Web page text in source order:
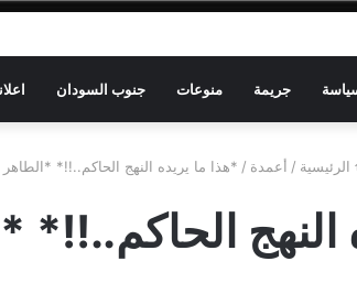
جريمة منوعات جنوب السودان
الرئيسية / أعمدة / *هذا ما يريده النهج الحاكم..!!*
النهج